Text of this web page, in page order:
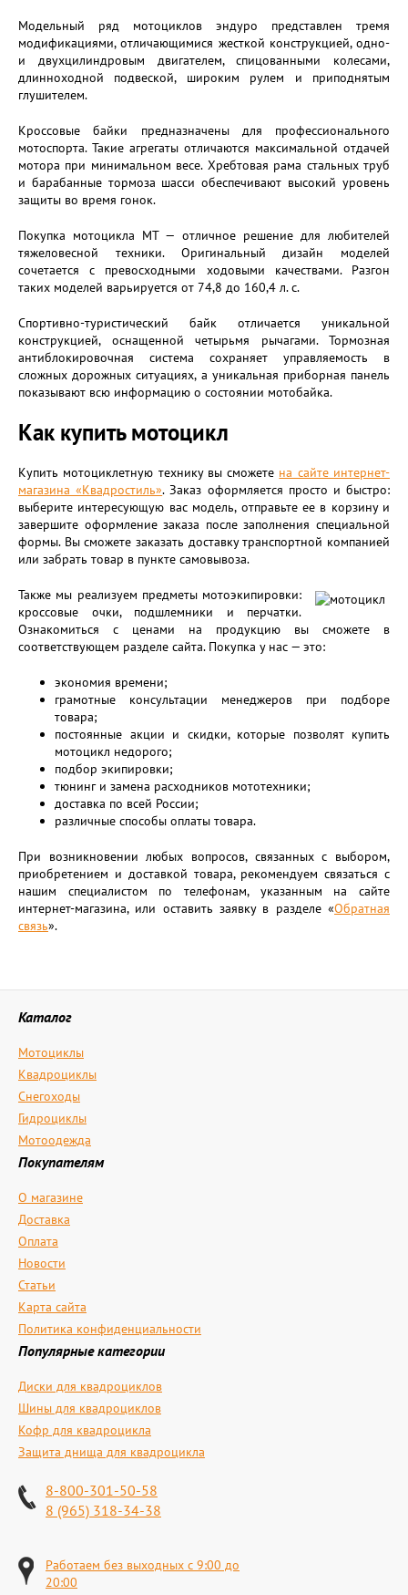
Модельный ряд мотоциклов эндуро представлен тремя
модификациями, отличающимися жесткой конструкцией, одно-
и двухцилиндровым двигателем, спицованными колесами,
длинноходной подвеской, широким рулем и приподнятым
глушителем.
Кроссовые байки предназначены для профессионального
мотоспорта. Такие агрегаты отличаются максимальной отдачей
мотора при минимальном весе. Хребтовая рама стальных труб
и барабанные тормоза шасси обеспечивают высокий уровень
защиты во время гонок.
Покупка мотоцикла МТ — отличное решение для любителей
тяжеловесной техники. Оригинальный дизайн моделей
сочетается с превосходными ходовыми качествами. Разгон
таких моделей варьируется от 74,8 до 160,4 л. с.
Спортивно-туристический байк отличается уникальной
конструкцией, оснащенной четырьмя рычагами. Тормозная
антиблокировочная система сохраняет управляемость в
сложных дорожных ситуациях, а уникальная приборная панель
показывают всю информацию о состоянии мотобайка.
Как купить мотоцикл
Купить мотоциклетную технику вы сможете на сайте интернет-
магазина «Квадростиль». Заказ оформляется просто и быстро:
выберите интересующую вас модель, отправьте ее в корзину и
завершите оформление заказа после заполнения специальной
формы. Вы сможете заказать доставку транспортной компанией
или забрать товар в пункте самовывоза.
Также мы реализуем предметы мотоэкипировки:
кроссовые очки, подшлемники и перчатки.
Ознакомиться с ценами на продукцию вы сможете в
соответствующем разделе сайта. Покупка у нас — это:
экономия времени;
грамотные консультации менеджеров при подборе
товара;
постоянные акции и скидки, которые позволят купить
мотоцикл недорого;
подбор экипировки;
тюнинг и замена расходников мототехники;
доставка по всей России;
различные способы оплаты товара.
При возникновении любых вопросов, связанных с выбором,
приобретением и доставкой товара, рекомендуем связаться с
нашим специалистом по телефонам, указанным на сайте
интернет-магазина, или оставить заявку в разделе «Обратная
связь».
Каталог
Мотоциклы
Квадроциклы
Снегоходы
Гидроциклы
Мотоодежда
Покупателям
О магазине
Доставка
Оплата
Новости
Статьи
Карта сайта
Политика конфиденциальности
Популярные категории
Диски для квадроциклов
Шины для квадроциклов
Кофр для квадроцикла
Защита днища для квадроцикла
8-800-301-50-58
8 (965) 318-34-38
Работаем без выходных с 9:00 до
20:00